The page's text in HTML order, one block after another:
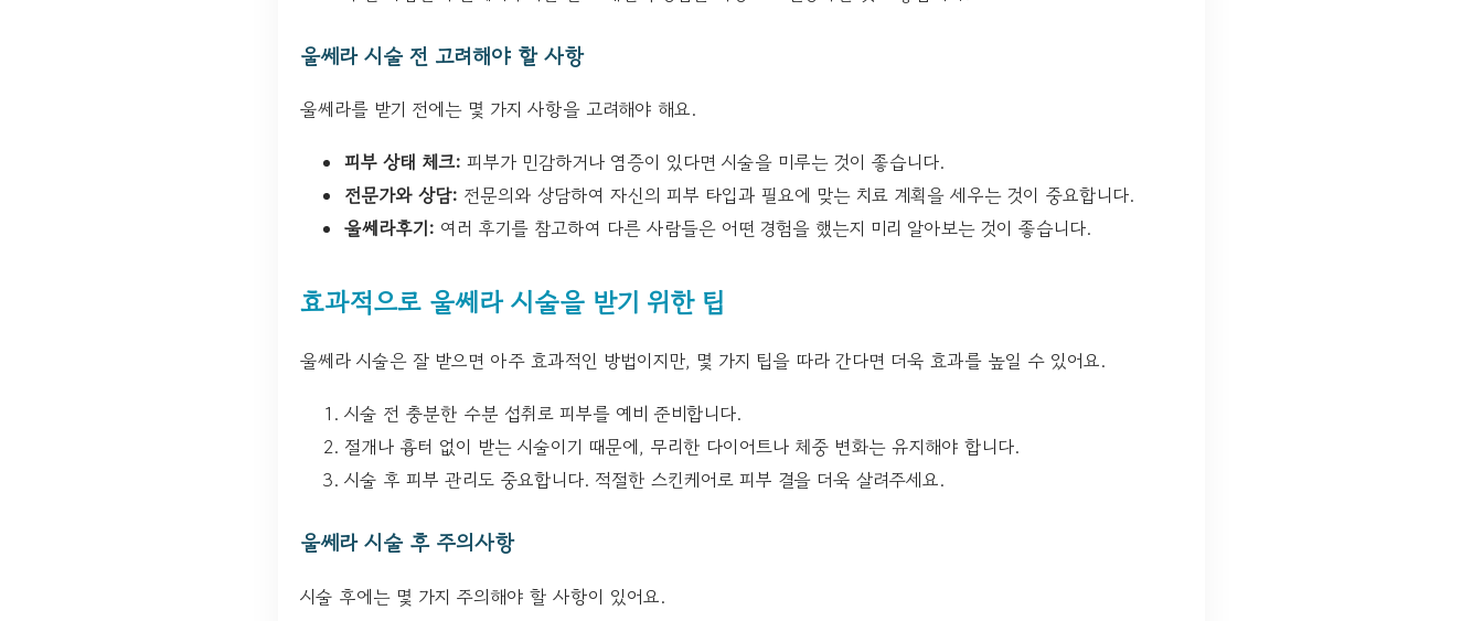
울쎄라 시술 전 고려해야 할 사항
울쎄라를 받기 전에는 몇 가지 사항을 고려해야 해요.
피부 상태 체크: 피부가 민감하거나 염증이 있다면 시술을 미루는 것이 좋습니다.
전문가와 상담: 전문의와 상담하여 자신의 피부 타입과 필요에 맞는 치료 계획을 세우는 것이 중요합니다.
울쎄라후기: 여러 후기를 참고하여 다른 사람들은 어떤 경험을 했는지 미리 알아보는 것이 좋습니다.
효과적으로 울쎄라 시술을 받기 위한 팁
울쎄라 시술은 잘 받으면 아주 효과적인 방법이지만, 몇 가지 팁을 따라 간다면 더욱 효과를 높일 수 있어요.
시술 전 충분한 수분 섭취로 피부를 예비 준비합니다.
절개나 흉터 없이 받는 시술이기 때문에, 무리한 다이어트나 체중 변화는 유지해야 합니다.
시술 후 피부 관리도 중요합니다. 적절한 스킨케어로 피부 결을 더욱 살려주세요.
울쎄라 시술 후 주의사항
시술 후에는 몇 가지 주의해야 할 사항이 있어요.